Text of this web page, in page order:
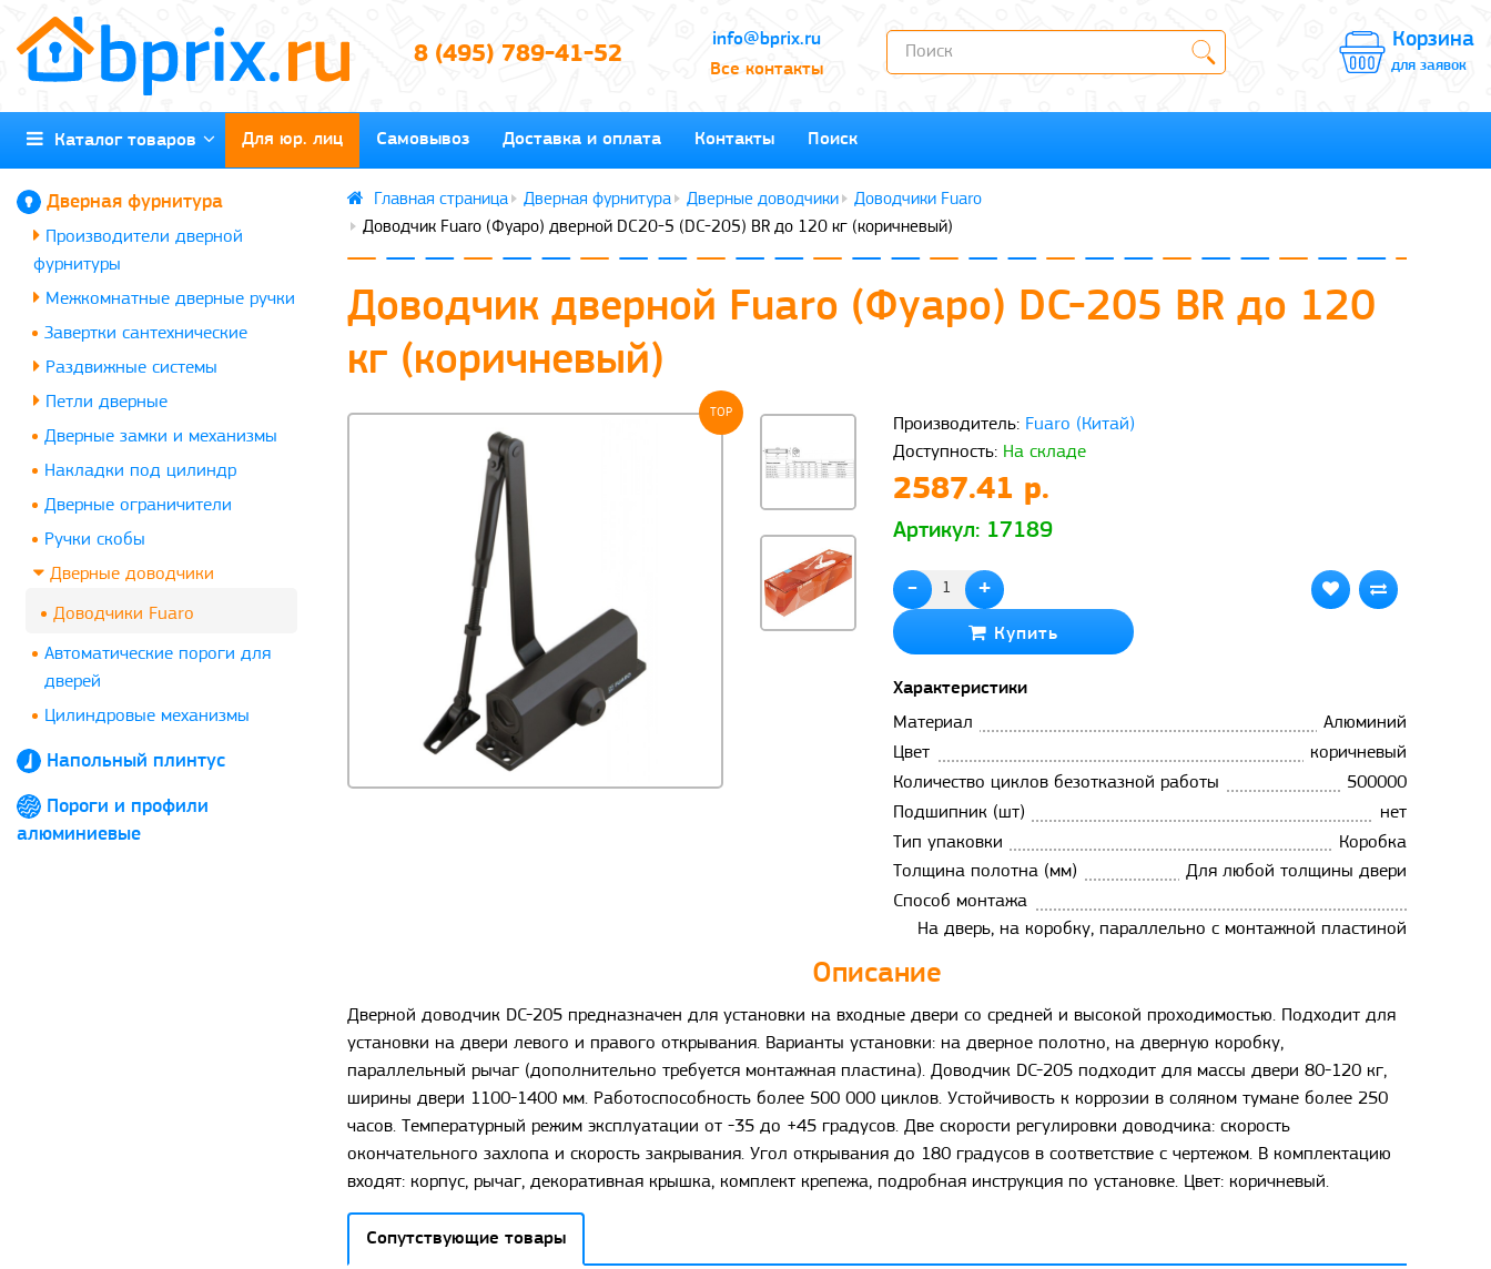
8 (495) 789-41-52
info@bprix.ru
Все контакты
Корзина
для заявок
Каталог товаров Для юр. лиц Самовывоз Доставка и оплата Контакты Поиск
Дверная фурнитура
Производители дверной
фурнитуры
Межкомнатные дверные ручки
Завертки сантехнические
Раздвижные системы
Петли дверные
Дверные замки и механизмы
Накладки под цилиндр
Дверные ограничители
Ручки скобы
Дверные доводчики
Доводчики Fuaro
Автоматические пороги для
дверей
Цилиндровые механизмы
Напольный плинтус
Пороги и профили
алюминиевые
Дверная фурнитура Дверные доводчики
Доводчики Fuaro
Доводчик Fuaro (Фуаро) дверной DC20-5 (DC-205) BR до 120 кг (коричневый)
Доводчик дверной Fuaro (Фуаро) DC-205 BR до 120
кг (коричневый)
TOP
Производитель: Fuaro (Китай)
Доступность: На складе
2587.41 р.
Артикул: 17189
- +
Купить
Характеристики
Материал
Алюминий
Цвет
коричневый
Количество циклов безотказной работы
500000
Подшипник (шт)
нет
Тип упаковки
Коробка
Толщина полотна (мм)
Для любой толщины двери
Способ монтажа
На дверь, на коробку, параллельно с монтажной пластиной
Описание
Дверной доводчик DC-205 предназначен для установки на входные двери со средней и высокой проходимостью. Подходит для
установки на двери левого и правого открывания. Варианты установки: на дверное полотно, на дверную коробку,
параллельный рычаг (дополнительно требуется монтажная пластина). Доводчик DC-205 подходит для массы двери 80-120 кг,
ширины двери 1100-1400 мм. Работоспособность более 500 000 циклов. Устойчивость к коррозии в соляном тумане более 250
часов. Температурный режим эксплуатации от -35 до +45 градусов. Две скорости регулировки доводчика: скорость
окончательного захлопа и скорость закрывания. Угол открывания до 180 градусов в соответствие с чертежом. В комплектацию
входят: корпус, рычаг, декоративная крышка, комплект крепежа, подробная инструкция по установке. Цвет: коричневый.
Сопутствующие товары